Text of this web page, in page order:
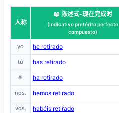
人称
📖 陈述式-现在完成时
(Indicativo pretérito perfecto
compuesto)
yo he retirado
tú has retirado
él ha retirado
nos. hemos retirado
vos. habéis retirado